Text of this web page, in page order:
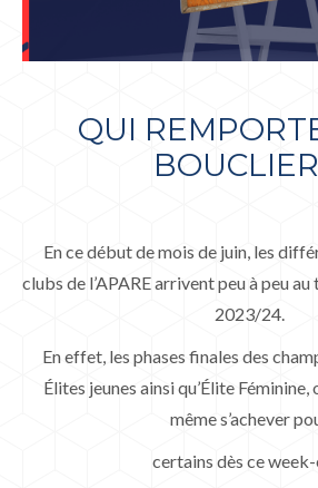
QUI
En ce début de mois de juin, les
clubs de l’APARE arrivent peu à peu
2023/24.
En effet, les phases finales des
Élites jeunes ainsi qu’Élite
même s’achever
certains dès ce week-